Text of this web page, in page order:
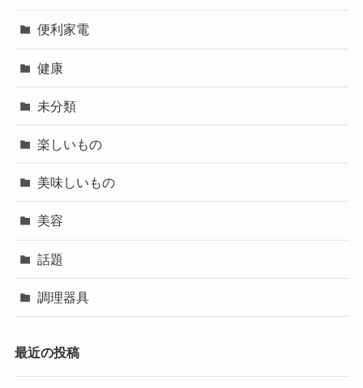
便利家電
健康
未分類
楽しいもの
美味しいもの
美容
話題
調理器具
最近の投稿